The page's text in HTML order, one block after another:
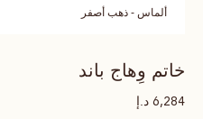
ألماس - ذهب أصفر
خاتم وِهاج باند
6,284 د.إ